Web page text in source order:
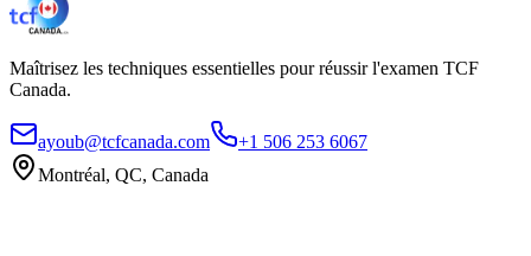
Maîtrisez les techniques essentielles pour réussir l'examen TCF
Canada.
ayoub@tcfcanada.com
+1 506 253 6067
Montréal, QC, Canada